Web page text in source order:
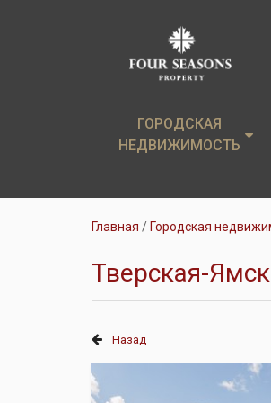
ГОРОДСКАЯ
НЕДВИЖИМОСТЬ
ГОРОДСКАЯ
НЕДВИЖИМОСТЬ
Элитные квартиры
Аренда
Главная Городская
Тверская-
Назад